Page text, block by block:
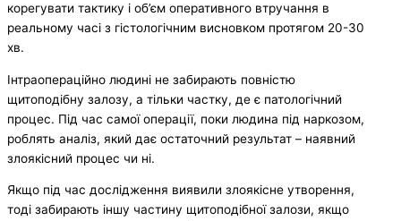
корегувати тактику і об’єм оперативного втручання в
реальному часі з гістологічним висновком протягом 20-30
хв.
Інтраопераційно людині не забирають повністю
щитоподібну залозу, а тільки частку, де є патологічний
процес. Під час самої операції, поки людина під наркозом,
роблять аналіз, який дає остаточний результат – наявний
злоякісний процес чи ні.
Якщо під час дослідження виявили злоякісне утворення,
тоді забирають іншу частину щитоподібної залози, якщо